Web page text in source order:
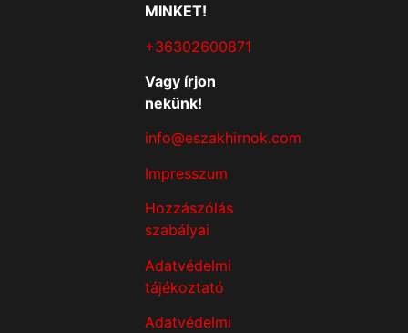
MINKET!
+36302600871
Vagy írjon
nekünk!
info@eszakhirnok.com
Impresszum
Hozzászólás
szabályai
Adatvédelmi
tájékoztató
Adatvédelmi